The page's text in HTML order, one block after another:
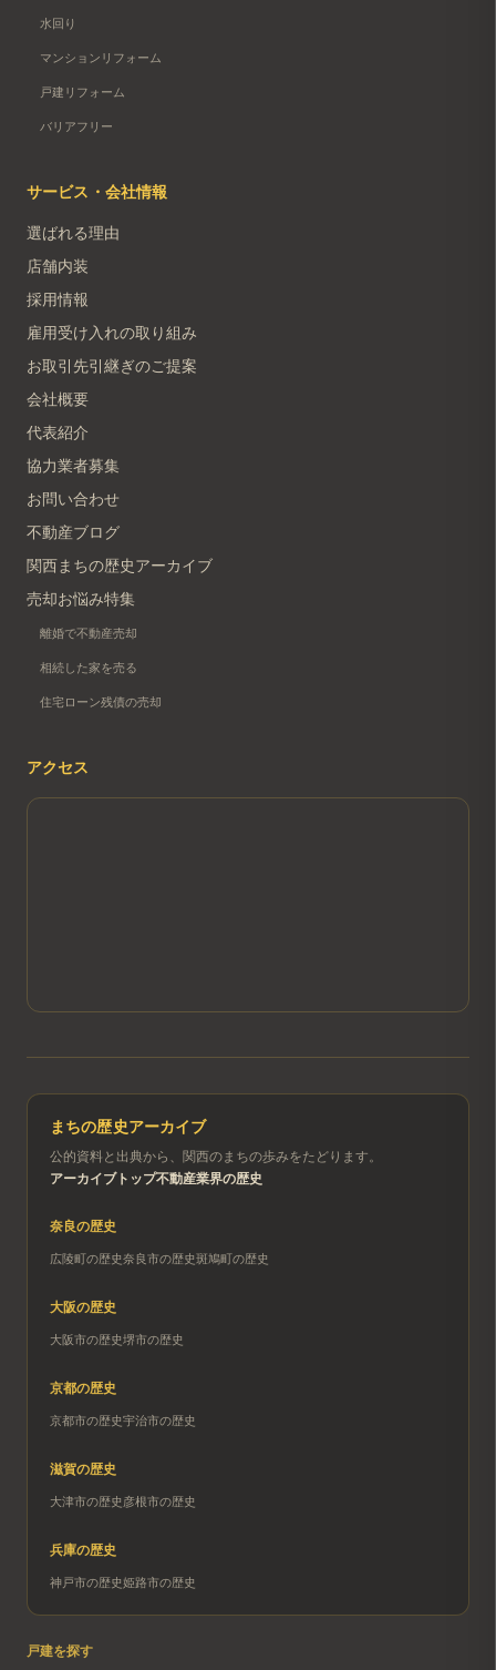
水回り
マンションリフォーム
戸建リフォーム
バリアフリー
サービス・会社情報
選ばれる理由
店舗内装
採用情報
雇用受け入れの取り組み
お取引先引継ぎのご提案
会社概要
代表紹介
協力業者募集
お問い合わせ
不動産ブログ
関西まちの歴史アーカイブ
売却お悩み特集
離婚で不動産売却
相続した家を売る
住宅ローン残債の売却
アクセス
まちの歴史アーカイブ
公的資料と出典から、関西のまちの歩みをたどります。
アーカイブトップ不動産業界の歴史
奈良の歴史
広陵町の歴史奈良市の歴史斑鳩町の歴史
大阪の歴史
大阪市の歴史堺市の歴史
京都の歴史
京都市の歴史宇治市の歴史
滋賀の歴史
大津市の歴史 彦根市の歴史
兵庫の歴史
神戸市の歴史姫路市の歴史
戸建を探す